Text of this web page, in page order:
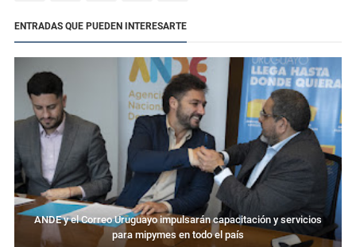
ENTRADAS QUE PUEDEN INTERESARTE
ANDE y el Correo Uruguayo impulsarán capacitación y servicios
para mipymes en todo el país